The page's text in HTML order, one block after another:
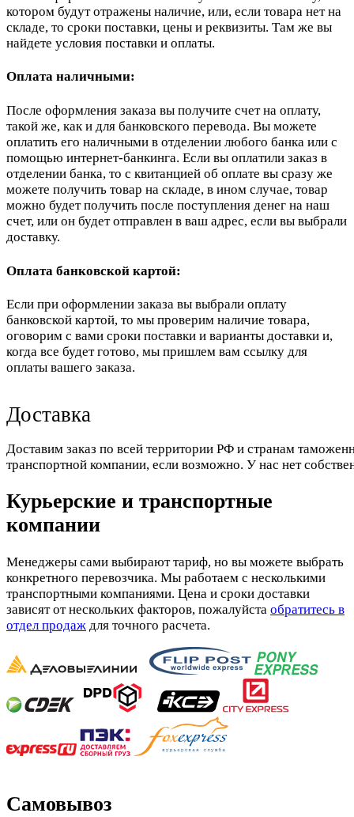
котором будут отражены наличие, или, если товара нет на
складе, то сроки поставки, цены и реквизиты. Там же вы
найдете условия поставки и оплаты.
Оплата наличными:
После оформления заказа вы получите счет на оплату,
такой же, как и для банковского перевода. Вы можете
оплатить его наличными в отделении любого банка или с
помощью интернет-банкинга. Если вы оплатили заказ в
отделении банка, то с квитанцией об оплате вы сразу же
можете получить товар на складе, в ином случае, товар
можно будет получить после поступления денег на наш
счет, или он будет отправлен в ваш адрес, если вы выбрали
доставку.
Оплата банковской картой:
Если при оформлении заказа вы выбрали оплату
банковской картой, то мы проверим наличие товара,
оговорим с вами сроки поставки и варианты доставки и,
когда все будет готово, мы пришлем вам ссылку для
оплаты вашего заказа.
Доставка
Доставим заказ по всей территории РФ и странам
транспортной компании, если возможно. У нас нет
Курьерские и транспортные
компании
Менеджеры сами выбирают тариф, но вы можете выбрать
конкретного перевозчика. Мы работаем с несколькими
транспортными компаниями. Цена и сроки доставки
зависят от нескольких факторов, пожалуйста обратитесь в
отдел продаж для точного расчета.
Самовывоз